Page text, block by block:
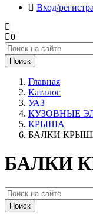
Вход/
0
Поиск
Главная
Каталог
УАЗ
КУЗОВНЫЕ
КРЫША
БАЛКИ
БАЛКИ
Поиск